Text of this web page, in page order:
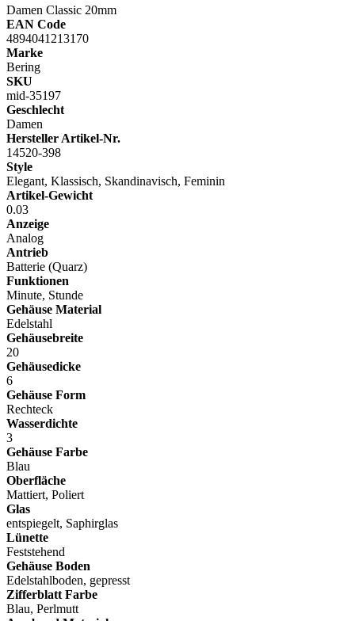
Damen Classic 20mm
EAN Code
4894041213170
Marke
Bering
SKU
mid-35197
Geschlecht
Damen
Hersteller Artikel-Nr.
14520-398
Style
Elegant, Klassisch, Skandinavisch, Feminin
Artikel-Gewicht
0.03
Anzeige
Analog
Antrieb
Batterie (Quarz)
Funktionen
Minute, Stunde
Gehäuse Material
Edelstahl
Gehäusebreite
20
Gehäusedicke
6
Gehäuse Form
Rechteck
Wasserdichte
3
Gehäuse Farbe
Blau
Oberfläche
Mattiert, Poliert
Glas
entspiegelt, Saphirglas
Lünette
Feststehend
Gehäuse Boden
Edelstahlboden, gepresst
Zifferblatt Farbe
Blau, Perlmutt